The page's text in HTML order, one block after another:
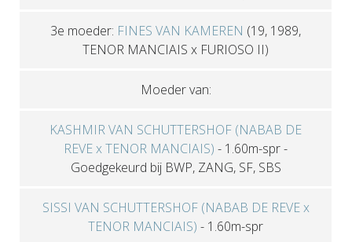
3e moeder: FINES VAN KAMEREN (19, 1989,
TENOR MANCIAIS x FURIOSO II)
Moeder van:
KASHMIR VAN SCHUTTERSHOF (NABAB DE
REVE x TENOR MANCIAIS) - 1.60m-spr -
Goedgekeurd bij BWP, ZANG, SF, SBS
SISSI VAN SCHUTTERSHOF (NABAB DE REVE x
TENOR MANCIAIS) - 1.60m-spr